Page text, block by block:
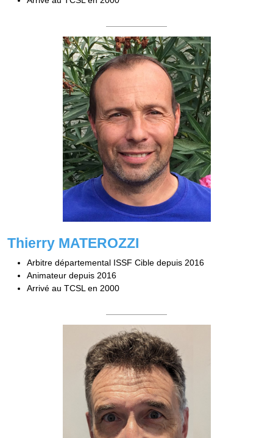
Thierry MATEROZZI
Arbitre départemental ISSF Cible depuis 2016
Animateur depuis 2016
Arrivé au TCSL en 2000